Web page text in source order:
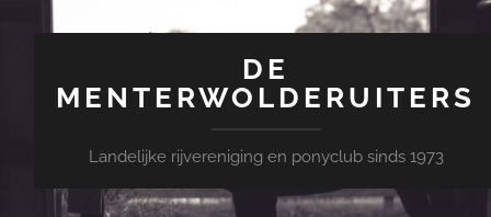
DE
MENTERWOLDERUITERS
Landelijke rijvereniging en ponyclub sinds 1973